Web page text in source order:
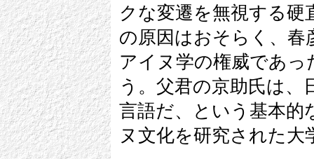
クな変遷を無視する
の原因はおそらく、春
アイヌ学の権威であっ
う。父君の京助氏は、
言語だ、という基本的
ヌ文化を研究された大